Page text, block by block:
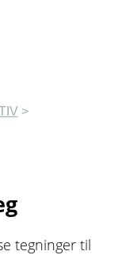
tegninger til